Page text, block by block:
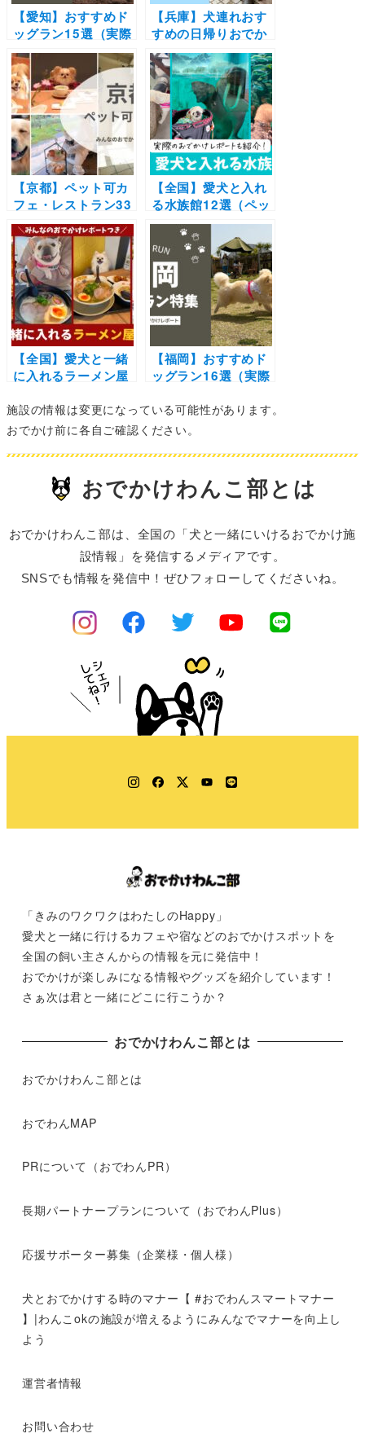
【愛知】おすすめド
ッグラン15選（実際
のレポ写真あり）無
料のランやカフェ併
設・足湯が完備され
た施設も！
【兵庫】犬連れおす
すめの日帰りおでか
けスポット特集（実
際のレポあり）遊
ぶ・見る・体験・参
拝・買い物をジャン
ル別に紹介♪
【京都】ペット可カ
フェ・レストラン33
選！店内OKの和菓
子店やドッグラン付
きのカフェまとめ｜
実際のおでかけレポ
ート付き
【全国】愛犬と入れ
る水族館12選（ペッ
ト可）ドッグラン併
設やイルカと触れ合
えるところも♪実際
のおでかけレポート
も紹介します
【全国】愛犬と一緒
に入れるラーメン屋
ン併設や新しくオー
プンしたお店も
【福岡】おすすめド
ッグラン16選（実際
き）ドッグプールや
BBQ施設併設の施設
施設の情報は変更になっている可能性があります。
おでかけ前に各自ご確認ください。
おでかけわんこ部とは
おでかけわんこ部は、全国の「犬と一緒にいけるおでかけ施
設情報」を発信するメディアです。
SNSでも情報を発信中！ぜひフォローしてくださいね。
Instagram
Facebook
TwitterYouTube
LINE
「きみのワクワクはわたしのHappy」
愛犬と一緒に行けるカフェや宿などのおでかけスポットを
全国の飼い主さんからの情報を元に発信中！
おでかけが楽しみになる情報やグッズを紹介しています！
さぁ次は君と一緒にどこに行こうか？
おでかけわんこ部とは
おでかけわんこ部とは
おでわんMAP
PRについて（おでわんPR）
長期パートナープランについて（おでわんPlus）
応援サポーター募集（企業様・個人様）
犬とおでかけする時のマナー【 #おでわんスマートマナー
】|わんこokの施設が増えるようにみんなでマナーを向上し
よう
運営者情報
お問い合わせ